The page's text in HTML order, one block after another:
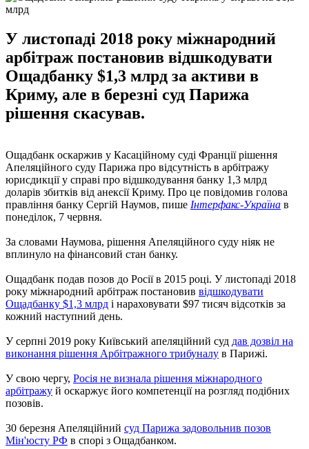
У листопаді 2018 року міжнародний
арбітраж постановив відшкодувати
Ощадбанку $1,3 млрд за активи в
Криму, але в березні суд Парижа
рішення скасував.
Ощадбанк оскаржив у Касаційному суді Франції рішення
Апеляційного суду Парижа про відсутність в арбітражу
юрисдикції у справі про відшкодування банку 1,3 млрд
доларів збитків від анексії Криму. Про це повідомив голова
правління банку Сергій Наумов, пише Інтерфакс-Україна в
понеділок, 7 червня.
За словами Наумова, рішення Апеляційного суду ніяк не
вплинуло на фінансовий стан банку.
Ощадбанк подав позов до Росії в 2015 році. У листопаді 2018
року міжнародний арбітраж постановив відшкодувати
Ощадбанку $1,3 млрд і нараховувати $97 тисяч відсотків за
кожний наступний день.
У серпні 2019 року Київський апеляційний суд дав дозвіл на
виконання рішення Арбітражного трибуналу в Парижі.
У свою чергу, Росія не визнала рішення міжнародного
арбітражу й оскаржує його компетенції на розгляд подібних
позовів.
30 березня Апеляційний суд Парижа задовольнив позов
Мін'юсту РФ в спорі з Ощадбанком.